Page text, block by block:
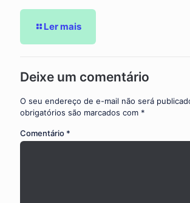
Ler mais
Deixe um comentário
O seu endereço de e-mail não será
obrigatórios são marcados com *
Comentário *